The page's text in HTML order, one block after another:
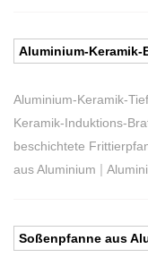
Aluminium-Keramik-
Aluminium-Keramik-
Keramik-Induktions-
beschichtete
aus Aluminium |
Soßenpfanne aus